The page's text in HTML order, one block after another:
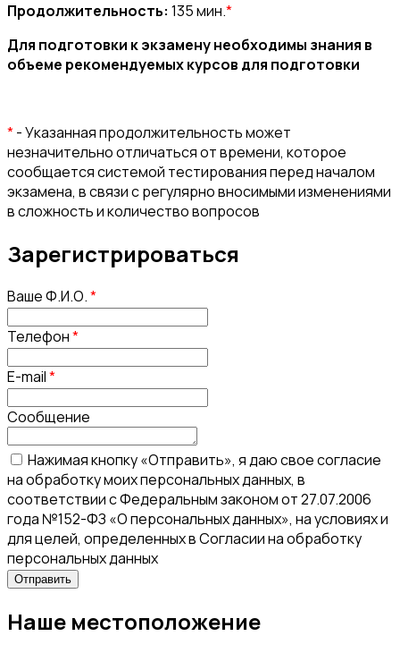
Продолжительность: 135 мин.*
Для подготовки к экзамену необходимы знания в
объеме рекомендуемых курсов для подготовки
*- Указанная продолжительность может
незначительно отличаться от времени, которое
сообщается системой тестирования перед началом
экзамена, в связи с регулярно вносимыми изменениями
в сложность и количество вопросов
Зарегистрироваться
Ваше Ф.И.О.*
Телефон*
E-mail*
Сообщение
Нажимая кнопку «Отправить», я даю свое согласие
на обработку моих персональных данных, в
соответствии с Федеральным законом от 27.07.2006
года №152-ФЗ «О персональных данных», на условиях и
для целей, определенных в Согласии на обработку
персональных данных
Наше местоположение